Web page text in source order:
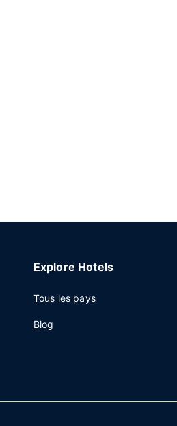
Explore Hotels
Tous les pays
Blog